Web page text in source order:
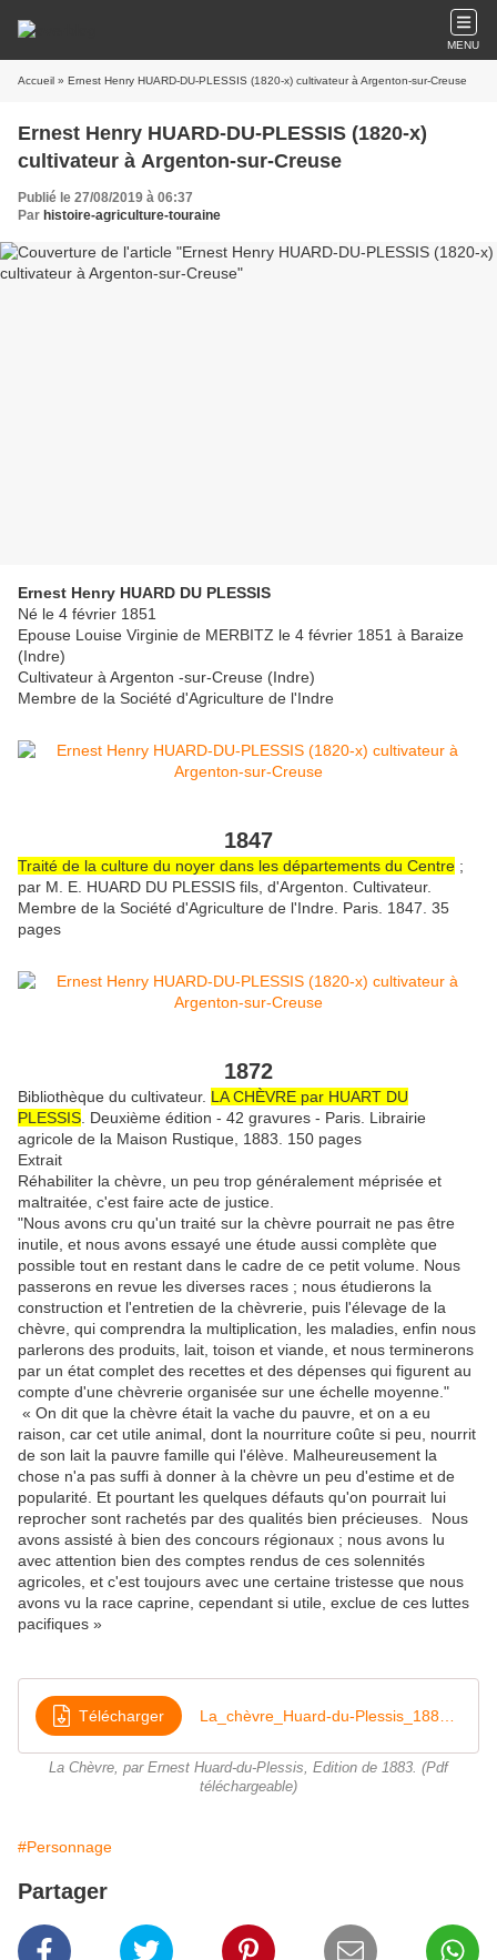
MENU
Accueil » Ernest Henry HUARD-DU-PLESSIS (1820-x) cultivateur à Argenton-sur-Creuse
Ernest Henry HUARD-DU-PLESSIS (1820-x)
cultivateur à Argenton-sur-Creuse
Publié le 27/08/2019 à 06:37
Par histoire-agriculture-touraine
Ernest Henry HUARD DU PLESSIS
Né le 4 février 1851
Epouse Louise Virginie de MERBITZ le 4 février 1851 à Baraize
(Indre)
Cultivateur à Argenton -sur-Creuse (Indre)
Membre de la Société d'Agriculture de l'Indre
1847
Traité de la culture du noyer dans les départements du Centre ;
par M. E. HUARD DU PLESSIS fils, d'Argenton. Cultivateur.
Membre de la Société d'Agriculture de l'Indre. Paris. 1847. 35
pages
1872
Bibliothèque du cultivateur. LA CHÈVRE par HUART DU
PLESSIS . Deuxième édition - 42 gravures - Paris. Librairie
agricole de la Maison Rustique, 1883. 150 pages
Extrait
Réhabiliter la chèvre, un peu trop généralement méprisée et
maltraitée, c'est faire acte de justice.
"Nous avons cru qu'un traité sur la chèvre pourrait ne pas être
inutile, et nous avons essayé une étude aussi complète que
possible tout en restant dans le cadre de ce petit volume. Nous
passerons en revue les diverses races ; nous étudierons la
construction et l'entretien de la chèvrerie, puis l'élevage de la
chèvre, qui comprendra la multiplication, les maladies, enfin nous
parlerons des produits, lait, toison et viande, et nous terminerons
par un état complet des recettes et des dépenses qui figurent au
compte d'une chèvrerie organisée sur une échelle moyenne."
« On dit que la chèvre était la vache du pauvre, et on a eu
raison, car cet utile animal, dont la nourriture coûte si peu, nourrit
de son lait la pauvre famille qui l'élève. Malheureusement la
chose n'a pas suffi à donner à la chèvre un peu d'estime et de
popularité. Et pourtant les quelques défauts qu'on pourrait lui
reprocher sont rachetés par des qualités bien précieuses. Nous
avons assisté à bien des concours régionaux ; nous avons lu
avec attention bien des comptes rendus de ces solennités
agricoles, et c'est toujours avec une certaine tristesse que nous
avons vu la race caprine, cependant si utile, exclue de ces luttes
pacifiques »
Télécharger
La Chèvre, par Ernest Huard-du-Plessis, Edition de 1883. (Pdf
téléchargeable)
#Personnage
Partager